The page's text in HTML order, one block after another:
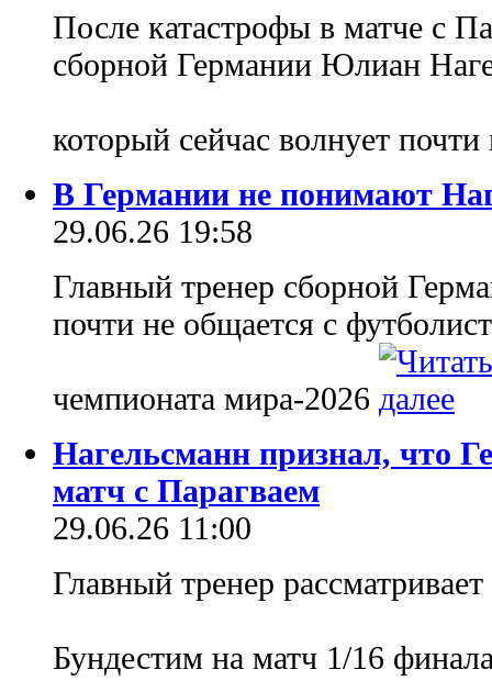
После катастрофы в матче с
сборной Германии Юлиан
который сейчас волнует
В Германии не понимают
29.06.26 19:58
Главный тренер сборной
почти не общается с
чемпионата мира-2026
Нагельсманн признал, что
матч с Парагваем
29.06.26 11:00
Главный тренер
Бундестим на матч 1/16